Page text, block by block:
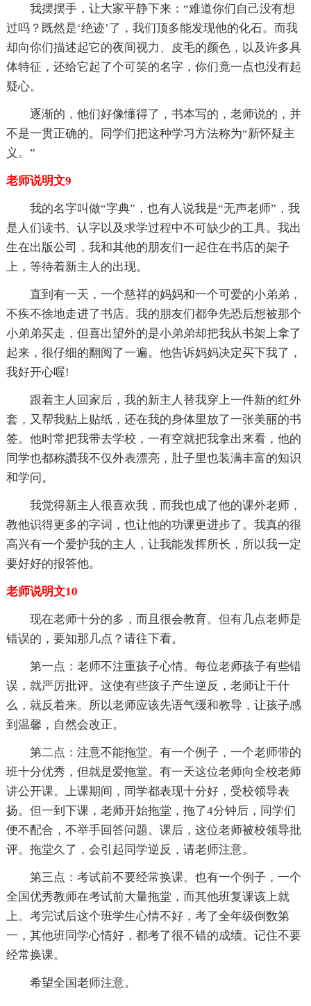
我摆摆手，让大家平静下来：“难道你们自己没有想
过吗？既然是‘绝迹’了，我们顶多能发现他的化石。而我
却向你们描述起它的夜间视力、皮毛的颜色，以及许多具
体特征，还给它起了个可笑的名字，你们竟一点也没有起
疑心。
逐渐的，他们好像懂得了，书本写的，老师说的，并
不是一贯正确的。同学们把这种学习方法称为“新怀疑主
义。”
老师说明文9
我的名字叫做“字典”，也有人说我是“无声老师”，我
是人们读书、认字以及求学过程中不可缺少的工具。我出
生在出版公司，我和其他的朋友们一起住在书店的架子
上，等待着新主人的出现。
直到有一天，一个慈祥的妈妈和一个可爱的小弟弟，
不疾不徐地走进了书店。我的朋友们都争先恐后想被那个
小弟弟买走，但喜出望外的是小弟弟却把我从书架上拿了
起来，很仔细的翻阅了一遍。他告诉妈妈决定买下我了，
我好开心喔!
跟着主人回家后，我的新主人替我穿上一件新的红外
套，又帮我贴上贴纸，还在我的身体里放了一张美丽的书
签。他时常把我带去学校，一有空就把我拿出来看，他的
同学也都称讚我不仅外表漂亮，肚子里也装满丰富的知识
和学问。
我觉得新主人很喜欢我，而我也成了他的课外老师，
教他识得更多的字词，也让他的功课更进步了。我真的很
高兴有一个爱护我的主人，让我能发挥所长，所以我一定
要好好的报答他。
老师说明文10
现在老师十分的多，而且很会教育。但有几点老师是
错误的，要知那几点？请往下看。
第一点：老师不注重孩子心情。每位老师孩子有些错
误，就严厉批评。这使有些孩子产生逆反，老师让干什
么，就反着来。所以老师应该先语气缓和教导，让孩子感
到温馨，自然会改正。
第二点：注意不能拖堂。有一个例子，一个老师带的
班十分优秀，但就是爱拖堂。有一天这位老师向全校老师
讲公开课。上课期间，同学都表现十分好，受校领导表
扬。但一到下课，老师开始拖堂，拖了4分钟后，同学们
便不配合，不举手回答问题。课后，这位老师被校领导批
评。拖堂久了，会引起同学逆反，请老师注意。
第三点：考试前不要经常换课。也有一个例子，一个
全国优秀教师在考试前大量拖堂，而其他班复课该上就
上。考完试后这个班学生心情不好，考了全年级倒数第
一，其他班同学心情好，都考了很不错的成绩。记住不要
经常换课。
希望全国老师注意。